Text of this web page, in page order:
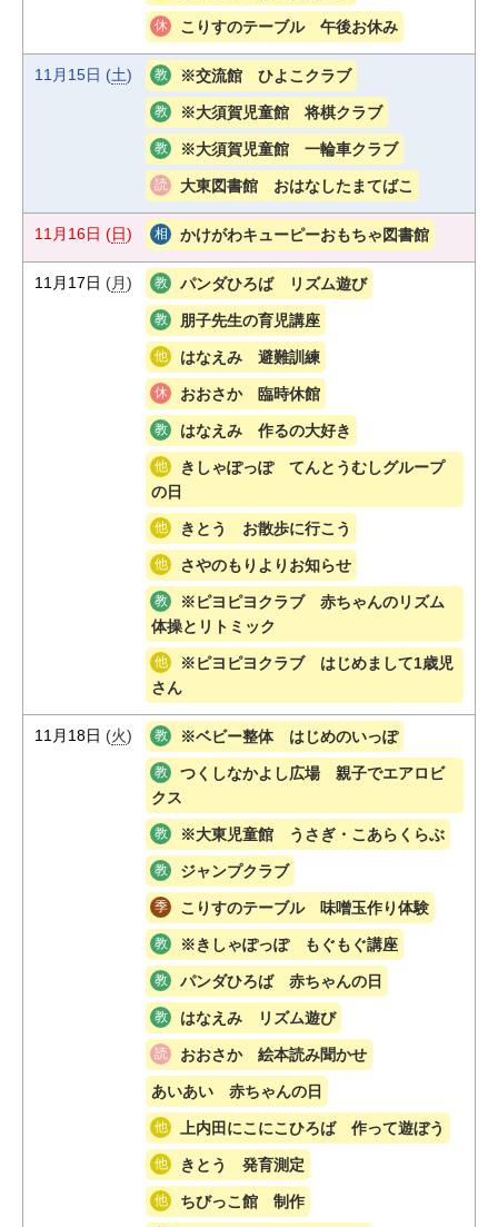
こりすのテーブル 午後お休み
11月15日 (土) ※交流館 ひよこクラブ
※大須賀児童館 将棋クラブ
※大須賀児童館 一輪車クラブ
大東図書館 おはなしたまてばこ
11月16日 (日) かけがわキューピーおもちゃ図書館
11月17日 (月) パンダひろば リズム遊び
朋子先生の育児講座
はなえみ 避難訓練
おおさか 臨時休館
はなえみ 作るの大好き
きしゃぽっぽ てんとうむしグループ
の日
きとう お散歩に行こう
さやのもりよりお知らせ
※ピヨピヨクラブ 赤ちゃんのリズム
体操とリトミック
※ピヨピヨクラブ はじめまして1歳児
さん
11月18日 (火) ※ベビー整体 はじめのいっぽ
つくしなかよし広場 親子でエアロビ
クス
※大東児童館 うさぎ・こあらくらぶ
ジャンプクラブ
こりすのテーブル 味噌玉作り体験
※きしゃぽっぽ もぐもぐ講座
パンダひろば 赤ちゃんの日
はなえみ リズム遊び
おおさか 絵本読み聞かせ
あいあい 赤ちゃんの日
上内田にこにこひろば 作って遊ぼう
きとう 発育測定
ちびっこ館 制作